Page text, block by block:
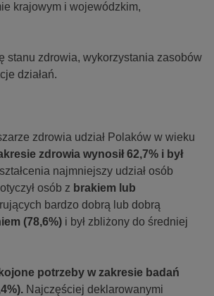
krajowym i wojewódzkim,
stanu zdrowia, wykorzystania zasobów
działań.
zdrowia udział Polaków w wieku
zdrowia wynosił 62,7% i był
najmniejszy udział osób
osób z brakiem lub
bardzo dobrą lub dobrą
(78,6%) i był zbliżony do średniej
potrzeby w zakresie badań
Najczęściej deklarowanymi